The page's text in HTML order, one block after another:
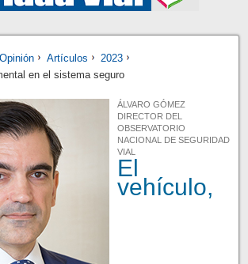
Opinión Artículos
2023
en el sistema seguro
ÁLVARO GÓMEZ
DIRECTOR DEL
OBSERVATORIO
NACIONAL DE SEGURIDAD
VIAL
El
vehículo,